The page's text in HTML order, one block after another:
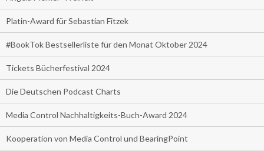
Platin-Award für Sebastian Fitzek
#BookTok Bestsellerliste für den Monat Oktober 2024
Tickets Bücherfestival 2024
Die Deutschen Podcast Charts
Media Control Nachhaltigkeits-Buch-Award 2024
Kooperation von Media Control und BearingPoint